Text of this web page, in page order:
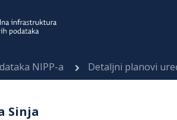
NIPP-a Detaljni planovi
Sinja